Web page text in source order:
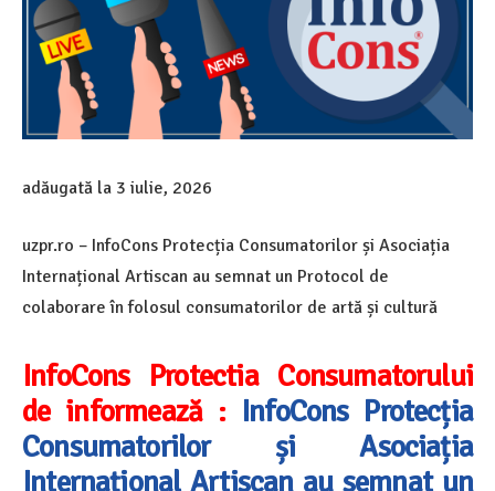
adăugată la 3 iulie, 2026
uzpr.ro – InfoCons Protecția Consumatorilor și Asociația
Internațional Artiscan au semnat un Protocol de
colaborare în folosul consumatorilor de artă și cultură
InfoCons Protectia Consumatorului
de informează : InfoCons Protecția
Consumatorilor și Asociația
Internațional Artiscan au semnat un